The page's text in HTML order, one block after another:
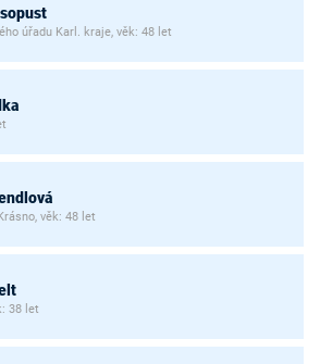
úřadu Karl. kraje, věk: 48 let
věk: 48 let
38 let